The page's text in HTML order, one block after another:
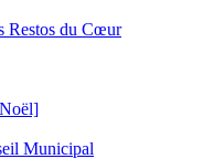
Restos du Cœur
Municipal